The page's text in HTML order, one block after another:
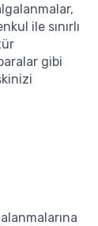
ile sınırlı
gibi